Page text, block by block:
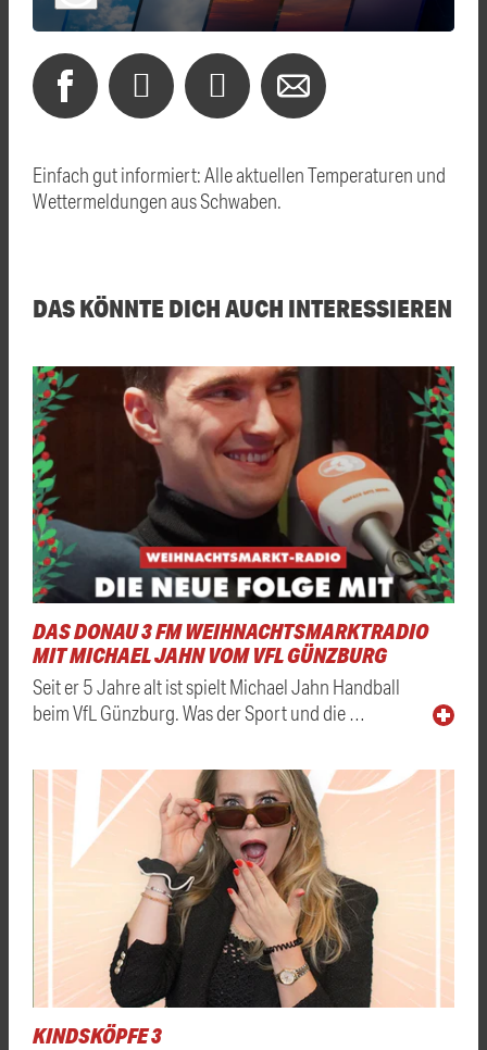
Einfach gut informiert: Alle aktuellen Temperaturen und
Wettermeldungen aus Schwaben.
DAS KÖNNTE DICH AUCH INTERESSIEREN
DAS DONAU 3 FM WEIHNACHTSMARKTRADIO
MIT MICHAEL JAHN VOM VFL GÜNZBURG
Seit er 5 Jahre alt ist spielt Michael Jahn Handball
beim VfL Günzburg. Was der Sport und die …
KINDSKÖPFE 3